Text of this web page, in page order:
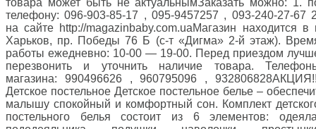
товара может быть не актуальным ​​​​​​​​​​​​Заказать можно: 1.
телефону: 096-903-85-17 , 095-9457257 , 093-240-27-67
на сайте http://magazinbaby.com.ua​​ ​​​​​​Магазин находится в
Харьков, ​​пр. Победы 76 Б (с-т «Дигма» 2-й этаж).
работы ежедневно: 10-00 — 19-00. ​​Перед приездом
перезвонить и уточнить наличие товара.
магазина: ​​990496626 , 960795096 , 932806828
Детское постельное Детское постельное белье –
малышу спокойный и комфортный сон. Комплект
постельного белья состоит из 6 элементов: